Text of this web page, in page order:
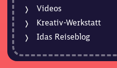
Videos
Kreativ-Werkstatt
Idas Reiseblog